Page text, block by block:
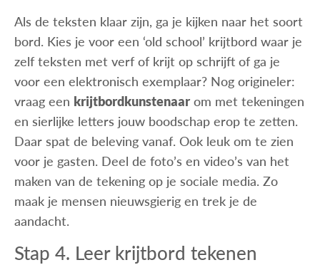
Als de teksten klaar zijn, ga je kijken naar het soort
bord. Kies je voor een ‘old school’ krijtbord waar je
zelf teksten met verf of krijt op schrijft of ga je
voor een elektronisch exemplaar? Nog origineler:
vraag een krijtbordkunstenaarom met tekeningen
en sierlijke letters jouw boodschap erop te zetten.
Daar spat de beleving vanaf. Ook leuk om te zien
voor je gasten. Deel de foto’s en video’s van het
maken van de tekening op je sociale media. Zo
maak je mensen nieuwsgierig en trek je de
aandacht.
Stap 4. Leer krijtbord tekenen